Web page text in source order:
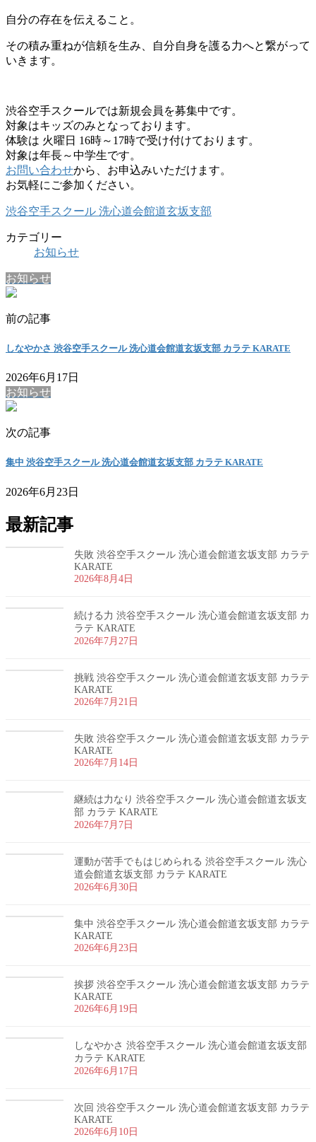
自分の存在を伝えること。
その積み重ねが信頼を生み、自分自身を護る力へと繋がって
いきます。
渋谷空手スクールでは新規会員を募集中です。
対象はキッズのみとなっております。
体験は 火曜日 16時～17時で受け付けております。
対象は年長～中学生です。
お問い合わせから、お申込みいただけます。
お気軽にご参加ください。
渋谷空手スクール 洗心道会館道玄坂支部
カテゴリー
お知らせ
お知らせ
前の記事
しなやかさ 渋谷空手スクール 洗心道会館道玄坂支部 カラテ KARATE
2026年6月17日
お知らせ
次の記事
集中 渋谷空手スクール 洗心道会館道玄坂支部 カラテ KARATE
2026年6月23日
最新記事
失敗 渋谷空手スクール 洗心道会館道玄坂支部 カラテ
KARATE
2026年8月4日
続ける力 渋谷空手スクール 洗心道会館道玄坂支部 カ
ラテ KARATE
2026年7月27日
挑戦 渋谷空手スクール 洗心道会館道玄坂支部 カラテ
KARATE
2026年7月21日
失敗 渋谷空手スクール 洗心道会館道玄坂支部 カラテ
KARATE
2026年7月14日
継続は力なり 渋谷空手スクール 洗心道会館道玄坂支
部 カラテ KARATE
2026年7月7日
運動が苦手でもはじめられる 渋谷空手スクール 洗心
道会館道玄坂支部 カラテ KARATE
2026年6月30日
集中 渋谷空手スクール 洗心道会館道玄坂支部 カラテ
KARATE
2026年6月23日
挨拶 渋谷空手スクール 洗心道会館道玄坂支部 カラテ
KARATE
2026年6月19日
しなやかさ 渋谷空手スクール 洗心道会館道玄坂支部
カラテ KARATE
2026年6月17日
次回 渋谷空手スクール 洗心道会館道玄坂支部 カラテ
KARATE
2026年6月10日